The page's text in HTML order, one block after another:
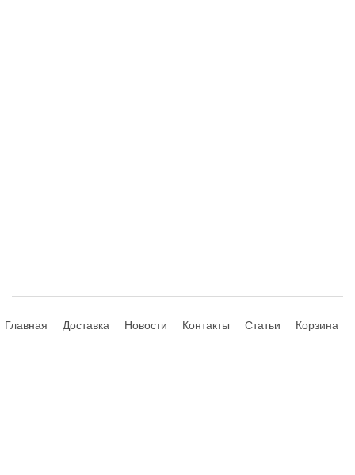
Главная Доставка Новости Контакты Статьи Корзина